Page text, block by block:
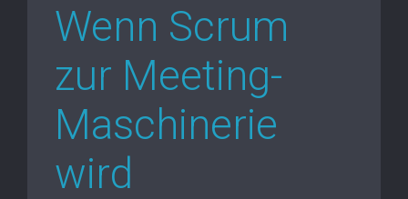
Wenn Scrum
zur Meeting-
Maschinerie
wird